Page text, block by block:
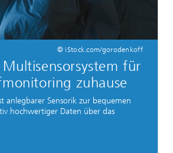
© iStock.com/gorodenkoff
Multisensorsystem für
zuhause
anlegbarer Sensorik zur bequemen
hochwertiger Daten über das